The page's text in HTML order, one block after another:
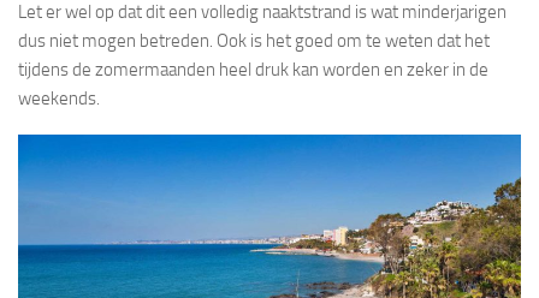
Let er wel op dat dit een volledig naaktstrand is wat minderjarigen
dus niet mogen betreden. Ook is het goed om te weten dat het
tijdens de zomermaanden heel druk kan worden en zeker in de
weekends.